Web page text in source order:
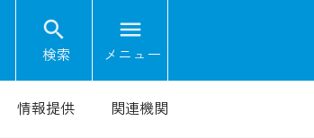
search
検索
menu
メニュー
情報提供 関連機関